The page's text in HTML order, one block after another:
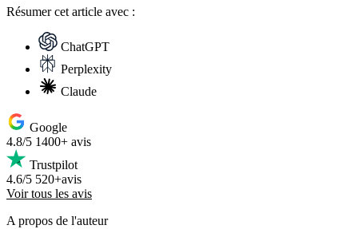
Résumercet article avec :
ChatGPT
Perplexity
Claude
Google
4.8/5 1400+ avis
Trustpilot
4.6/5 520+avis
Voir tous les avis
A propos de l'auteur